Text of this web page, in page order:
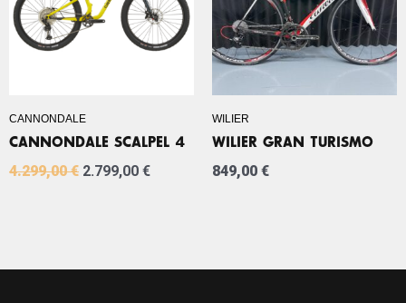
CANNONDALE
CANNONDALE SCALPEL 4
4.299,00€ 2.799,00 €
WILIER
WILIER GRAN TURISMO
849,00 €